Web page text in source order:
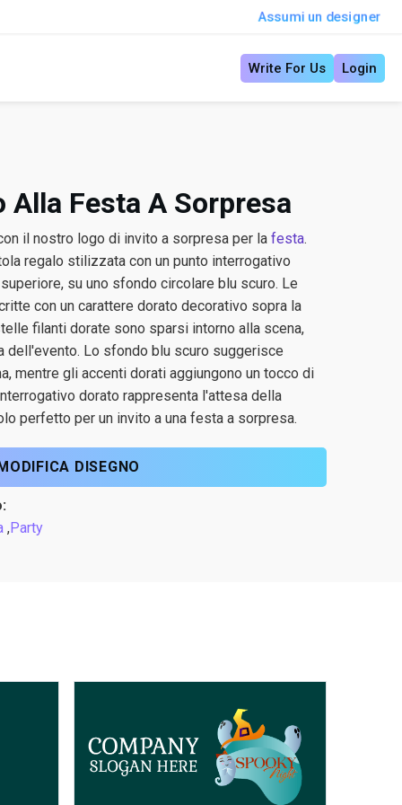
Assumi un designer
Write For Us Login
Alla Festa A Sorpresa
il nostro logo di invito a sorpresa per la festa.
regalo stilizzata con un punto interrogativo
su uno sfondo circolare blu scuro. Le
con un carattere dorato decorativo sopra la
filanti dorate sono sparsi intorno alla scena,
dell'evento. Lo sfondo blu scuro suggerisce
mentre gli accenti dorati aggiungono un tocco di
dorato rappresenta l'attesa della
perfetto per un invito a una festa a sorpresa.
DISEGNO
,Party